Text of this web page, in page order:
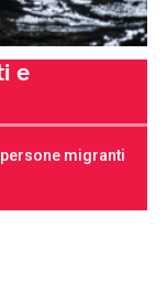
e
migranti